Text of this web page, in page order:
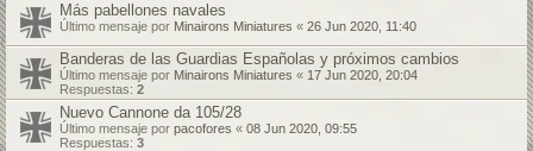
Más pabellones navales
Último mensaje por Minairons Miniatures « 26 Jun 2020, 11:40
Banderas de las Guardias Españolas y próximos cambios
Último mensaje por Minairons Miniatures « 17 Jun 2020, 20:04
Respuestas: 2
Nuevo Cannone da 105/28
Último mensaje por pacofores « 08 Jun 2020, 09:55
Respuestas: 3